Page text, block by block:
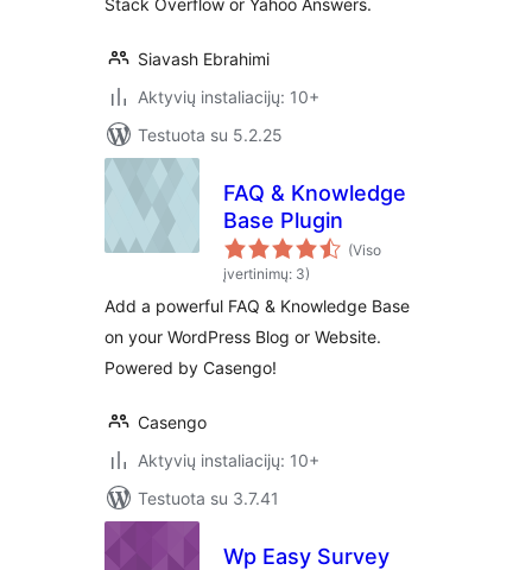
Stack Overflow or Yahoo Answers.
Siavash Ebrahimi
Aktyvių instaliacijų: 10+
Testuota su 5.2.25
FAQ & Knowledge
Base Plugin
(Viso
įvertinimų: 3)
Add a powerful FAQ & Knowledge Base
on your WordPress Blog or Website.
Powered by Casengo!
Casengo
Aktyvių instaliacijų: 10+
Testuota su 3.7.41
Wp Easy Survey